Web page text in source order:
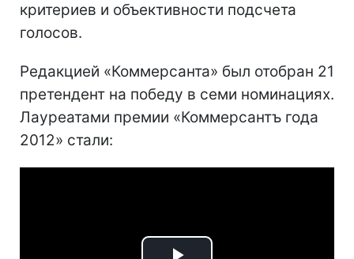
критериев и объективности подсчета
голосов.
Редакцией «Коммерсанта» был отобран 21
претендент на победу в семи номинациях.
Лауреатами премии «Коммерсантъ года
2012» стали: